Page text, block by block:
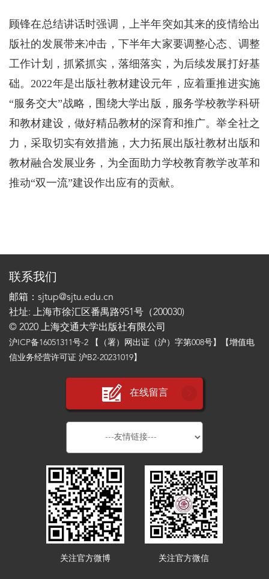
顾锋在总结讲话时强调，上半年突如其来的疫情给出
版社的发展带来冲击，下半年大家要调整心态、调整
工作计划，抓紧抓实，落细落实，为后续发展打好基
础。2022年是出版社教材建设元年，应着重推进实施
“服务交大”战略，围绕大学出版，服务学校教学科研
和教材建设，做好精品教材的深育和推广。举全社之
力，采取切实有效措施，大力拓展出版社教材出版和
教材融合发展业务，为全面助力学校教育教学改革和
推动“双一流”建设作出应有的贡献。
联系我们
邮箱：sjtup@sjtu.edu.cn
社址: 上海市徐汇区番禺路951号（200030)
© 2020 上海交通大学出版社有限公司
沪ICP备16051311号-2 【（署）网出证（沪）字第008号】【增值电
信业务经营许可证 沪B2-20231019】
在线留言
关注官方微博 关注官方微信